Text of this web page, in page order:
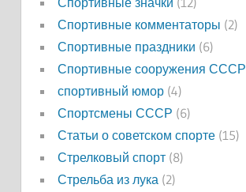
Спортивные комментаторы (2)
Спортивные праздники (6)
Спортивные сооружения СССР
спортивный юмор(4)
Спортсмены СССР (6)
Статьи о советском спорте(15)
Стрелковый спорт(8)
Стрельба из лука (2)